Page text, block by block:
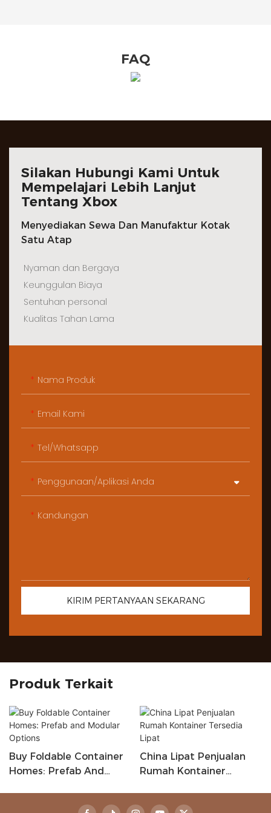
FAQ
Silakan Hubungi Kami Untuk
Mempelajari Lebih Lanjut
Tentang Xbox
Menyediakan Sewa Dan Manufaktur Kotak
Satu Atap
Nyaman dan Bergaya
Keunggulan Biaya
Sentuhan personal
Kualitas Tahan Lama
Nama Produk
Email Kami
Tel/whatsapp
Penggunaan/Aplikasi Anda
Kandungan
KIRIM PERTANYAAN SEKARANG
Produk Terkait
Buy Foldable Container
Homes: Prefab And
China Lipat Penjualan
Rumah Kontainer